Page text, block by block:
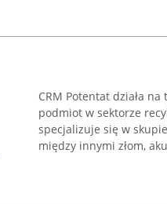
CRM Potentat działa
podmiot w sektorze
specjalizuje się w
między innymi złom,